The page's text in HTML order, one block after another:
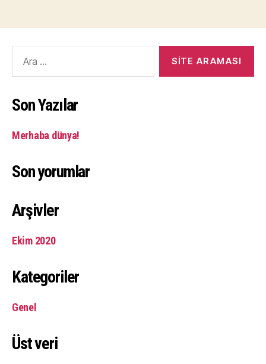
Son Yazılar
Merhaba dünya!
Son yorumlar
Arşivler
Ekim 2020
Kategoriler
Genel
Üst veri